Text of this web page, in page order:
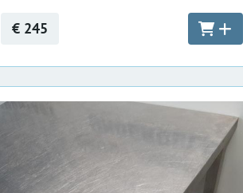
€ 245